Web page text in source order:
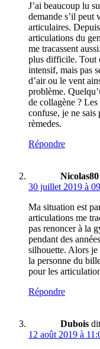
J’ai beaucoup lu
demande s’il peut
articulaires.
articulations du
me tracassent
plus difficile. Tout
intensif, mais pas
d’air ou le vent
problème.
de collagène ?
confuse, je ne sais
rèmedes.
Répondre
Nicolas80
30 juillet 2019 à
Ma situation est
articulations me
pas renoncer à la
pendant des
silhouette. Alors je
la personne du
pour les
Répondre
Dubois
12 août 2019 à